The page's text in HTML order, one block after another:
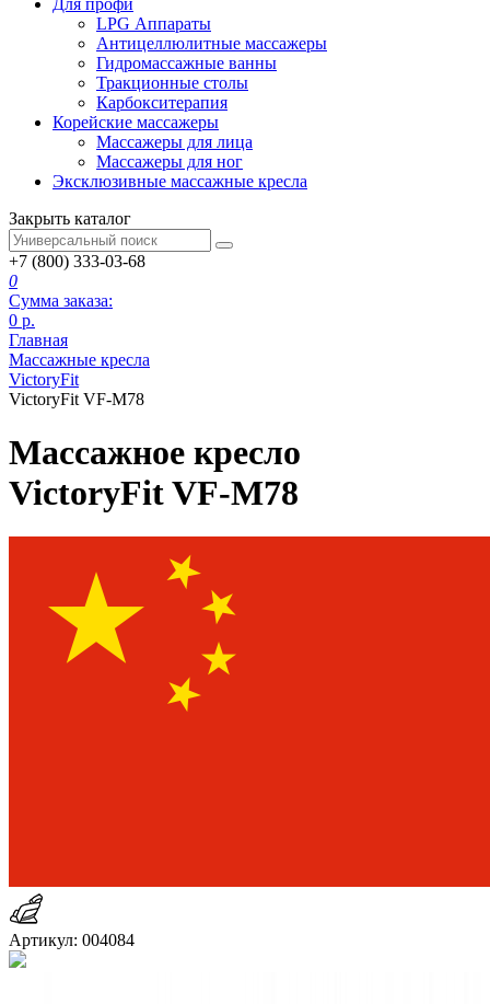
LPG Аппараты
Антицеллюлитные массажеры
Гидромассажные ванны
Тракционные столы
Карбокситерапия
Корейские массажеры
Массажеры для лица
Массажеры для ног
Эксклюзивные массажные кресла
Закрыть каталог
+7 (800) 333-03-68
0
Сумма заказа:
0 р.
Главная
Массажные кресла
VictoryFit
VictoryFit VF-M78
Массажное кресло
VictoryFit VF-M78
Артикул: 004084